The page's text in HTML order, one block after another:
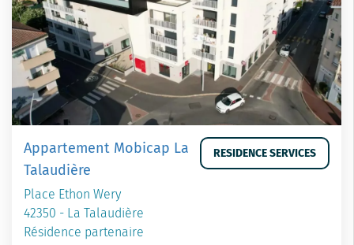
Appartement Mobicap La
Talaudière
Place Ethon Wery
42350 - La Talaudière
Résidence partenaire
RESIDENCE SERVICES